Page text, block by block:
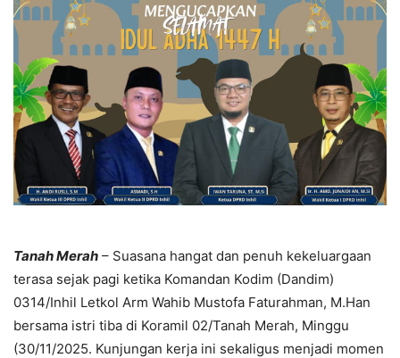
Tanah Merah – Suasana hangat dan penuh kekeluargaan
terasa sejak pagi ketika Komandan Kodim (Dandim)
0314/Inhil Letkol Arm Wahib Mustofa Faturahman, M.Han
bersama istri tiba di Koramil 02/Tanah Merah, Minggu
(30/11/2025. Kunjungan kerja ini sekaligus menjadi momen